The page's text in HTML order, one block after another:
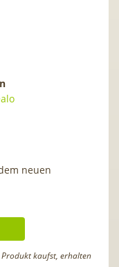
neuen
Produkt kaufst, erhalten